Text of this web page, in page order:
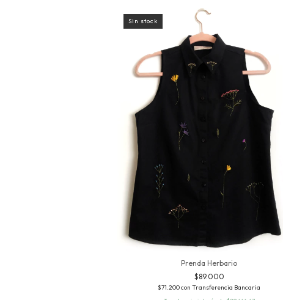
Sin stock
Prenda Herbario
$89.000
$71.200con Transferencia Bancaria